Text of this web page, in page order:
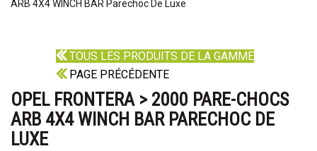
ARB 4X4 WINCH BAR Parechoc De Luxe
TOUS LES PRODUITS DE LA GAMME
PAGE PRÉCÉDENTE
OPEL FRONTERA > 2000 PARE-CHOCS
ARB 4X4 WINCH BAR PARECHOC DE
LUXE